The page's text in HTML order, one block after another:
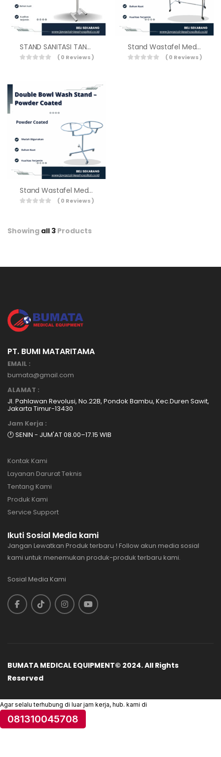
STAND SANITASI TANGAN JS
( 0 Reviews )
Stand Wastafel Medis Double Deluxe BSW-201-DD
( 0 Reviews )
Stand Wastafel Medis Double Powder Coated BSW-101-D
( 0 Reviews )
Showing all 3 Products
PT. BUMI MATARITAMA
EMAIL :
bumata@gmail.com
ALAMAT :
Jl. Pahlawan Revolusi, No.22B, Pondok Bambu, Kec.Duren Sawit,
Jakarta Timur-13430
Jam Kerja :
🕐 SENIN - JUM'AT 08.00–17.15 WIB
Kontak Kami
Layanan Darurat Teknis
Tentang Kami
Produk Kami
Service Support
Ikuti Sosial Media kami
Jangan Lewatkan Produk terbaru ! Follow akun media sosial
kami untuk menemukan produk-produk terbaru kami.
Sosial Media Kami
BUMATA MEDICAL EQUIPMENT© 2024. All Rights
Reserved
Agar selalu terhubung di luar jam kerja, hub. kami di
081310045708